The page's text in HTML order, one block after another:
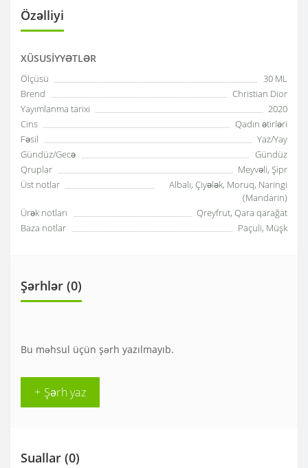
Özəlliyi
XÜSUSIYYƏTLƏR
Ölçüsü
30 ML
Brend
Christian Dior
Yayımlanma tarixi
2020
Cins
Qadın ətirləri
Fəsil
Yaz/Yay
Gündüz/Gecə
Gündüz
Qruplar
Meyvəli, Şipr
Üst notlar
Albalı, Çiyələk, Moruq, Naringi
(Mandarin)
Ürək notları
Qreyfrut, Qara qarağat
Baza notlar
Paçuli, Müşk
Şərhlər (0)
Bu məhsul üçün şərh yazılmayıb.
+ Şərh yaz
Suallar (0)